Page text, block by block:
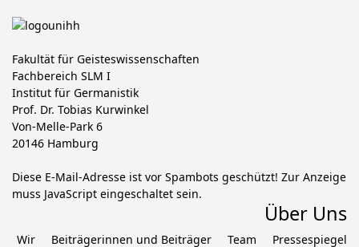
Fakultät für Geisteswissenschaften
Fachbereich SLM I
Institut für Germanistik
Prof. Dr. Tobias Kurwinkel
Von-Melle-Park 6
20146 Hamburg
Diese E-Mail-Adresse ist vor Spambots geschützt! Zur Anzeige
muss JavaScript eingeschaltet sein.
Über Uns
Wir Beiträgerinnen und Beiträger Team Pressespiegel